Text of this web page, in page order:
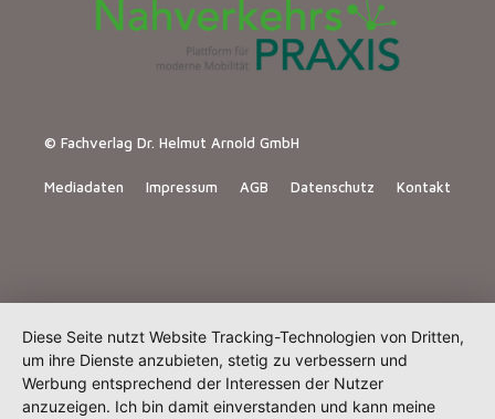
© Fachverlag Dr. Helmut Arnold GmbH
Mediadaten Impressum AGB Datenschutz Kontakt
Diese Seite nutzt Website Tracking-Technologien von Dritten,
um ihre Dienste anzubieten, stetig zu verbessern und
Werbung entsprechend der Interessen der Nutzer
anzuzeigen. Ich bin damit einverstanden und kann meine